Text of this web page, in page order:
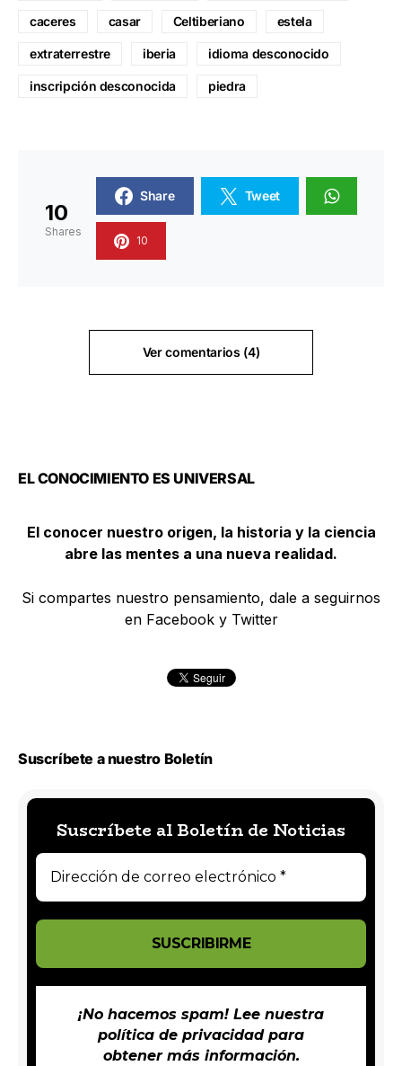
caceres casar Celtiberiano estela
extraterrestre iberia idioma desconocido
inscripción desconocida piedra
10
Shares
Share Tweet
10
Ver comentarios (4)
EL CONOCIMIENTO ES UNIVERSAL
El conocer nuestro origen, la historia y la ciencia
abre las mentes a una nueva realidad.
Si compartes nuestro pensamiento, dale a seguirnos
en Facebook y Twitter
Suscríbete a nuestro Boletín
Suscríbete al Boletín de Noticias
¡No hacemos spam! Lee nuestra
política de privacidadpara
obtener más información.